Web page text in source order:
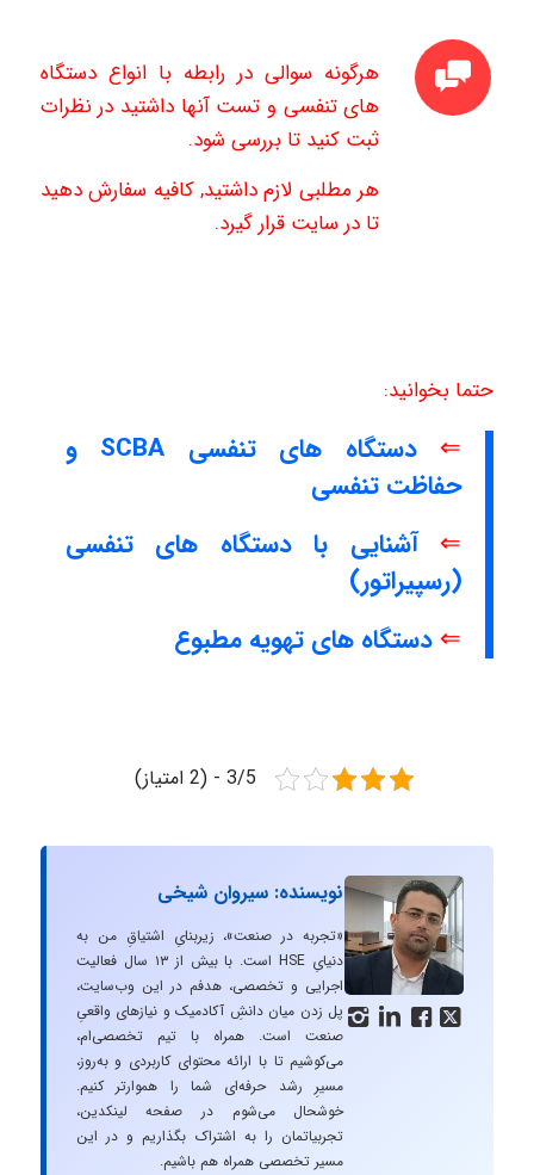
هرگونه سوالی در رابطه با انواع دستگاه
های تنفسی و تست آنها داشتید در نظرات
ثبت کنید تا بررسی شود.
هر مطلبی لازم داشتید, کافیه سفارش دهید
تا در سایت قرار گیرد.
حتما بخوانید:
⇐
دستگاه های تنفسی SCBA و
حفاظت تنفسی
⇐آشنایی با دستگاه های تنفسی
(رسپیراتور)
⇐ دستگاه های تهویه مطبوع
3/5 - (2 امتیاز)
   
نویسنده: سیروان شیخی
«تجربه در صنعت»، زیربنایِ اشتیاقِ من به
دنیایِ HSE است. با بیش از ۱۳ سال فعالیت
اجرایی و تخصصی، هدفم در این وب‌سایت،
پل زدن میان دانشِ آکادمیک و نیازهای واقعیِ
صنعت است. همراه با تیم تخصصی‌ام،
می‌کوشیم تا با ارائه محتوای کاربردی و به‌روز،
مسیرِ رشد حرفه‌ای شما را هموارتر کنیم.
خوشحال می‌شوم در صفحه لینکدین،
تجربیاتمان را به اشتراک بگذاریم و در این
مسیر تخصصی همراه هم باشیم.